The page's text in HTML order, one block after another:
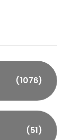
(1076)
(51)